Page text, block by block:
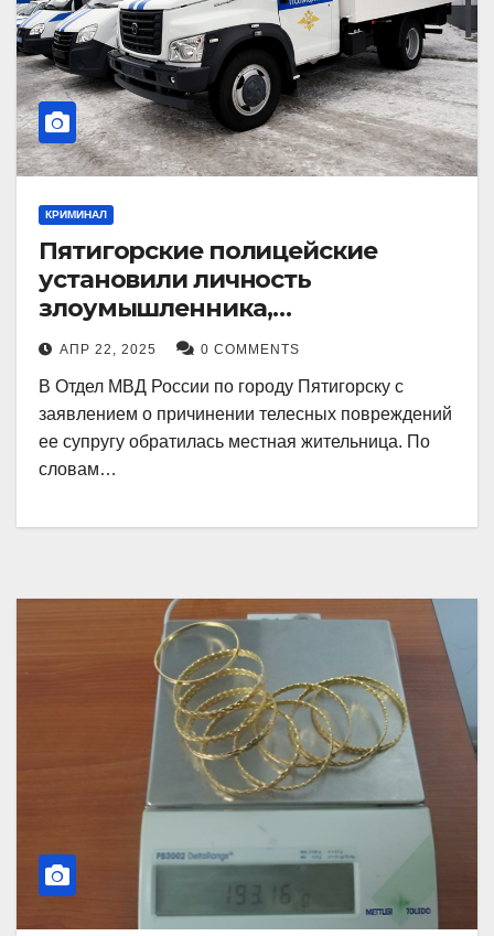
КРИМИНАЛ
Пятигорские полицейские
установили личность
злоумышленника,
причинившего телесные
повреждения местному жителю
АПР 22, 2025 0 COMMENTS
В Отдел МВД России по городу Пятигорску с
заявлением о причинении телесных повреждений
ее супругу обратилась местная жительница. По
словам…